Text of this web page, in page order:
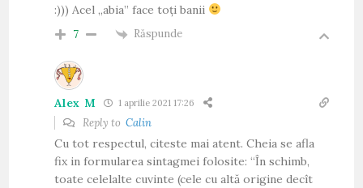
:))) Acel „abia” face toți banii
7 Răspunde
Alex M 1 aprilie 2021 17:26
Reply toCalin
Cu tot respectul, citeste mai atent. Cheia se afla
fix in formularea sintagmei folosite: “În schimb,
toate celelalte cuvinte (cele cu altă origine decît